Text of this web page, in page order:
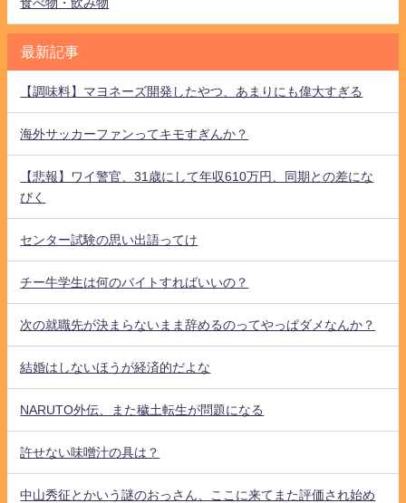
最新記事
【調味料】マヨネーズ開発したやつ、あまりにも偉大すぎる
海外サッカーファンってキモすぎんか？
【悲報】ワイ警官、31歳にして年収610万円、同期との差にな
びく
センター試験の思い出語ってけ
チー牛学生は何のバイトすればいいの？
次の就職先が決まらないまま辞めるのってやっぱダメなんか？
結婚はしないほうが経済的だよな
NARUTO外伝、また穢土転生が問題になる
許せない味噌汁の具は？
中山秀征とかいう謎のおっさん、ここに来てまた評価され始め